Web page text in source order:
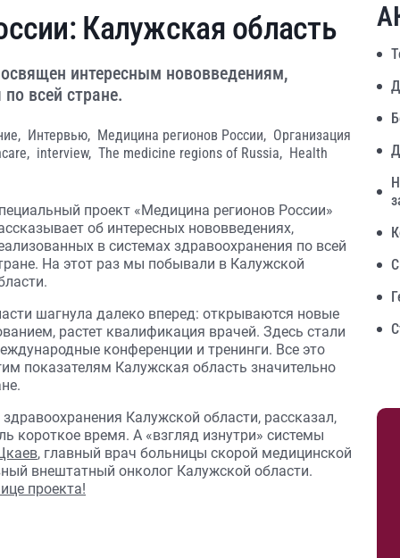
Калужская область
интересным нововведениям,
всей стране.
Интервью, Медицина регионов России, Организация
interview, The medicine regions of Russia, Health
проект «Медицина регионов России»
об интересных нововведениях,
в системах здравоохранения по всей
На этот раз мы побывали в Калужской
шагнула далеко вперед: открываются новые
растет квалификация врачей. Здесь стали
конференции и тренинги. Все это
показателям Калужская область значительно
Калужской области, рассказал,
короткое время. А «взгляд изнутри» системы
, главный врач больницы скорой медицинской
внештатный онколог Калужской области.
проекта!